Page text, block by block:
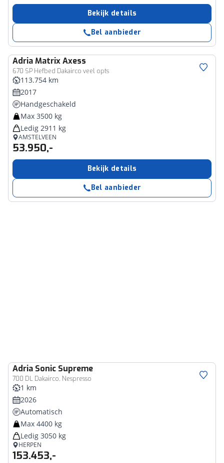
Bekijk details
Bel aanbieder
AdriaMatrix Axess
670 SP Hefbed Dakairco veel opts
113.754 km
2017
Handgeschakeld
Max 3500 kg
Ledig 2911 kg
AMSTELVEEN
53.950,-
Bekijk details
Bel aanbieder
Adria Sonic Supreme
700 DL Dakairco, Nespresso
1 km
2026
Automatisch
Max 4400 kg
Ledig 3050 kg
HERPEN
153.453,-